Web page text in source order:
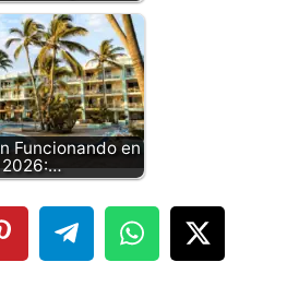
Funcionando en
2026:…